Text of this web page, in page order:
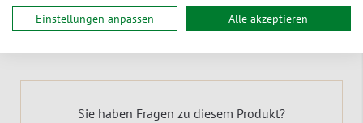
Mehrwegboxen
Sie haben Fragen zu diesem Produkt?
Einstellungen anpassen Alle akzeptieren